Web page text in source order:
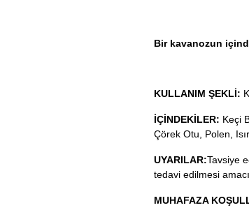
Bir kavanozun
KULLANIM ŞEKLİ:
İÇİNDEKİLER: Keçi
Çörek Otu, Polen,
UYARILAR:Tavsiye
tedavi edilmesi
MUHAFAZA